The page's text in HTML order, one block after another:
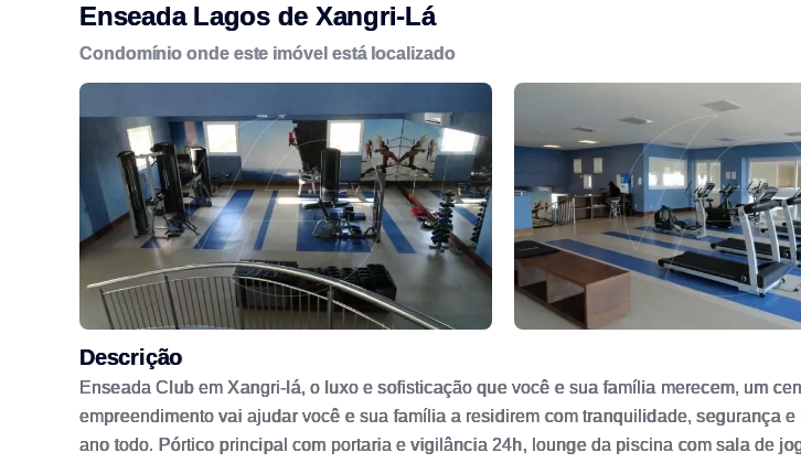
Enseada Lagos de Xangri-Lá
Condomínio onde este imóvel está localizado
Descrição
Enseada Club em Xangri-lá, o luxo e sofisticação que você e sua família merecem, um
empreendimento vai ajudar você e sua família a residirem com tranquilidade, segurança
ano todo. Pórtico principal com portaria e vigilância 24h, lounge da piscina com sala de